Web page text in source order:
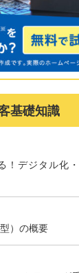
基礎知識
！デジタル化
）の概要